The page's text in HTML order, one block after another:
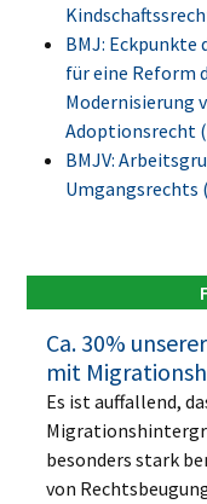
BMJ: Eckpunkte
für eine Reform
Modernisierung
Adoptionsrecht
BMJV:
Umgangsrechts
Ca. 30%
mit
Es ist auffallend,
besonders stark
von